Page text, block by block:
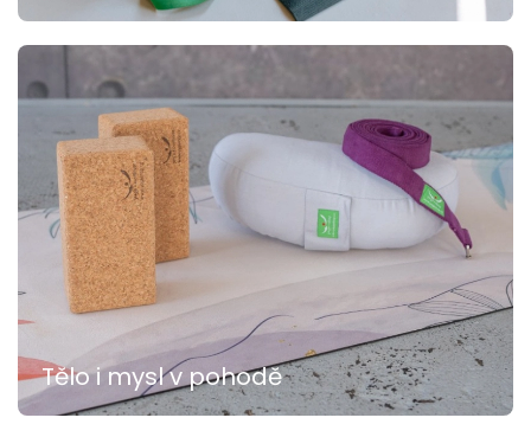
Tělo i mysl v pohodě